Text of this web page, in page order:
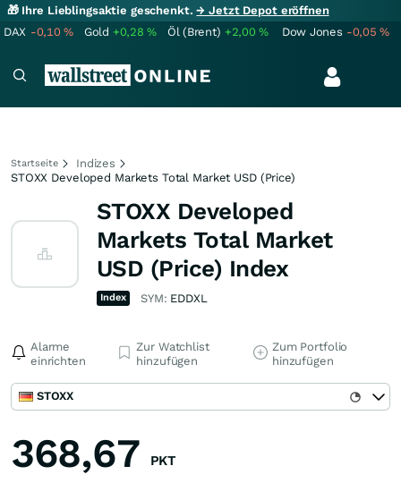
🎁 Ihre Lieblingsaktie geschenkt.→ Jetzt Depot eröffnen
DAX -0,10% Gold +0,28% Öl (Brent) +2,00% Dow Jones -0,05%
Startseite
Indizes
STOXX Developed Markets Total Market USD (Price)
STOXX Developed
Markets Total Market
USD (Price) Index
Index SYM: EDDXL
Alarme
einrichten
Zur Watchlist
hinzufügen
Zum Portfolio
hinzufügen
STOXX
368,67 PKT